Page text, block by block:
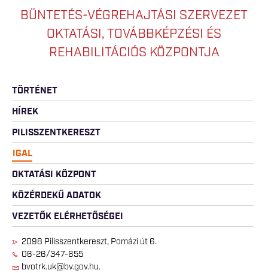
BÜNTETÉS-VÉGREHAJTÁSI SZERVEZET
OKTATÁSI, TOVÁBBKÉPZÉSI ÉS
REHABILITÁCIÓS KÖZPONTJA
TÖRTÉNET
HÍREK
PILISSZENTKERESZT
IGAL
OKTATÁSI KÖZPONT
KÖZÉRDEKŰ ADATOK
VEZETŐK ELÉRHETŐSÉGEI
2098 Pilisszentkereszt, Pomázi út 6.
06-26/347-655
bvotrk.uk@bv.gov.hu.